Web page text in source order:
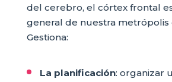
del cerebro, el córtex frontal
general de nuestra metrópolis
Gestiona:
La planificación: organizar